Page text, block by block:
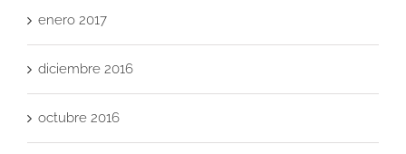
enero 2017
diciembre 2016
octubre 2016